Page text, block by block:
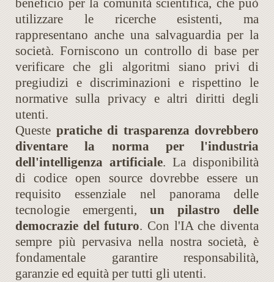
beneficio per la comunità scientifica, che può
utilizzare le ricerche esistenti, ma
rappresentano anche una salvaguardia per la
società. Forniscono un controllo di base per
verificare che gli algoritmi siano privi di
pregiudizi e discriminazioni e rispettino le
normative sulla privacy e altri diritti degli
utenti.
Queste pratiche di trasparenza dovrebbero
diventare la norma per l'industria
dell'intelligenza artificiale. La disponibilità
di codice open source dovrebbe essere un
requisito essenziale nel panorama delle
tecnologie emergenti, un pilastro delle
democrazie del futuro. Con l'IA che diventa
sempre più pervasiva nella nostra società, è
fondamentale garantire responsabilità,
garanzie ed equità per tutti gli utenti.